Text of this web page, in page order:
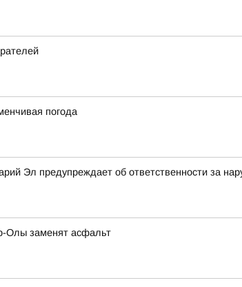
погода
Эл предупреждает об ответственности за
Олы заменят асфальт